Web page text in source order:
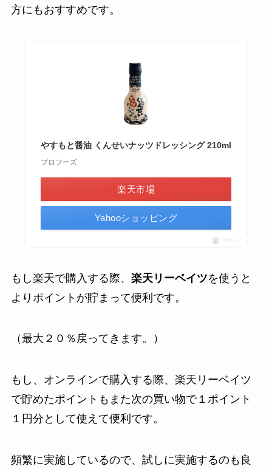
方にもおすすめです。
やすもと醤油 くんせいナッツドレッシング 210ml
プロフーズ
楽天市場
Yahooショッピング
ポチップ
もし楽天で購入する際、 楽天リーベイツを使うと
よりポイントが貯まって便利です。
（最大２０％戻ってきます。）
もし、オンラインで購入する際、楽天リーベイツ
で貯めたポイントもまた次の買い物で１ポイント
１円分として使えて便利です。
頻繁に実施しているので、試しに実施するのも良